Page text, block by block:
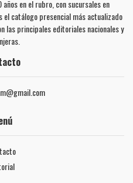
en el rubro, con sucursales en
el catálogo presencial más actualizado
las principales editoriales nacionales y